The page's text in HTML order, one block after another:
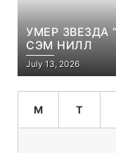
УМЕР ЗВЕЗДА
СЭМ НИЛЛ
July 13, 2026
M T